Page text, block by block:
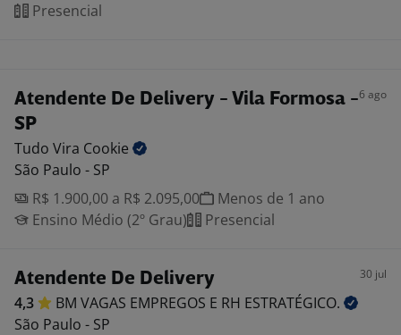
Presencial
Atendente De Delivery - Vila Formosa -
SP
6 ago
Tudo Vira Cookie
São Paulo - SP
R$ 1.900,00 a R$ 2.095,00
Menos de 1 ano
Ensino Médio (2º Grau)
Presencial
Atendente De Delivery 30 jul
4,3 BM VAGAS EMPREGOS E RH ESTRATÉGICO.
São Paulo - SP